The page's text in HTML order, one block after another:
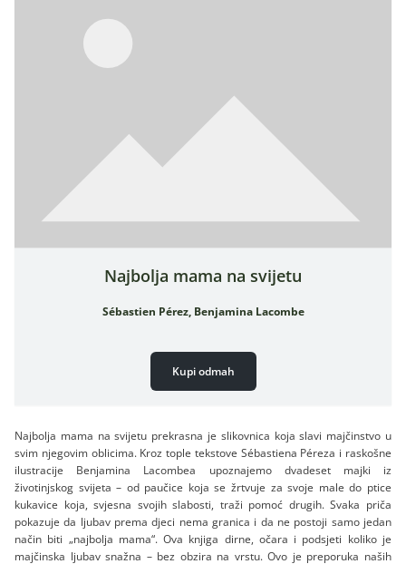
Najbolja mama na svijetu
Sébastien Pérez, Benjamina Lacombe
Kupi odmah
Najbolja mama na svijetu prekrasna je slikovnica koja slavi majčinstvo u
svim njegovim oblicima. Kroz tople tekstove Sébastiena Péreza i raskošne
ilustracije Benjamina Lacombea upoznajemo dvadeset majki iz
životinjskog svijeta – od paučice koja se žrtvuje za svoje male do ptice
kukavice koja, svjesna svojih slabosti, traži pomoć drugih. Svaka priča
pokazuje da ljubav prema djeci nema granica i da ne postoji samo jedan
način biti „najbolja mama“. Ova knjiga dirne, očara i podsjeti koliko je
majčinska ljubav snažna – bez obzira na vrstu. Ovo je preporuka naših